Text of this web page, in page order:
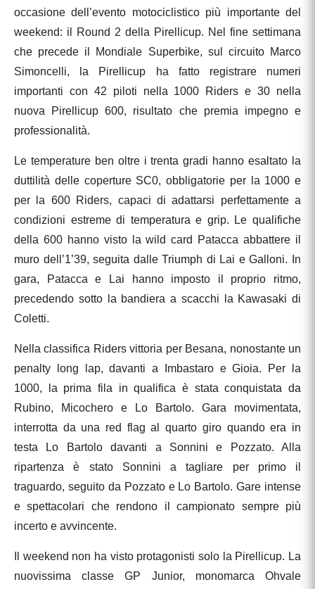
occasione dell’evento motociclistico più importante del
weekend: il Round 2 della Pirellicup. Nel fine settimana
che precede il Mondiale Superbike, sul circuito Marco
Simoncelli, la Pirellicup ha fatto registrare numeri
importanti con 42 piloti nella 1000 Riders e 30 nella
nuova Pirellicup 600, risultato che premia impegno e
professionalità.
Le temperature ben oltre i trenta gradi hanno esaltato la
duttilità delle coperture SC0, obbligatorie per la 1000 e
per la 600 Riders, capaci di adattarsi perfettamente a
condizioni estreme di temperatura e grip. Le qualifiche
della 600 hanno visto la wild card Patacca abbattere il
muro dell’1’39, seguita dalle Triumph di Lai e Galloni. In
gara, Patacca e Lai hanno imposto il proprio ritmo,
precedendo sotto la bandiera a scacchi la Kawasaki di
Coletti.
Nella classifica Riders vittoria per Besana, nonostante un
penalty long lap, davanti a Imbastaro e Gioia. Per la
1000, la prima fila in qualifica è stata conquistata da
Rubino, Micochero e Lo Bartolo. Gara movimentata,
interrotta da una red flag al quarto giro quando era in
testa Lo Bartolo davanti a Sonnini e Pozzato. Alla
ripartenza è stato Sonnini a tagliare per primo il
traguardo, seguito da Pozzato e Lo Bartolo. Gare intense
e spettacolari che rendono il campionato sempre più
incerto e avvincente.
Il weekend non ha visto protagonisti solo la Pirellicup. La
nuovissima classe GP Junior, monomarca Ohvale